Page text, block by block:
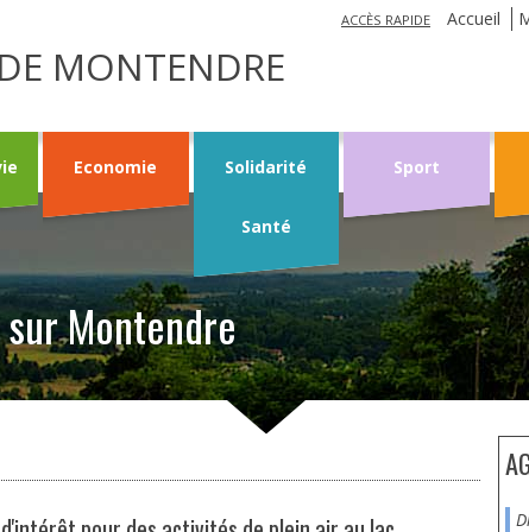
MONTENDRE
ACCÈS RAPIDE Accueil
Economie Solidarité
Santé
Sport
Montendre